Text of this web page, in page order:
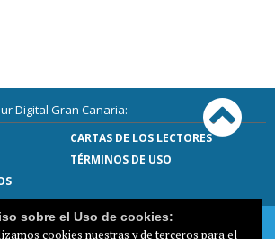
Digital Gran Canaria:
CARTAS DE LOS LECTORES
TÉRMINOS DE USO
sobre el Uso de cookies:
cookies nuestras y de terceros para el